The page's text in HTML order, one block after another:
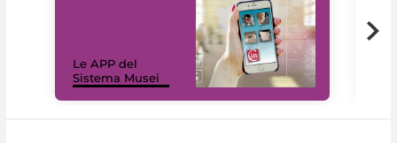
Le APP del
Sistema Musei